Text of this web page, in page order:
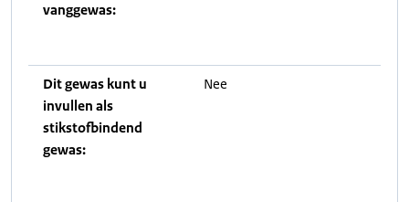
vanggewas:
Dit gewas kunt u
invullen als
stikstofbindend
gewas:
Nee